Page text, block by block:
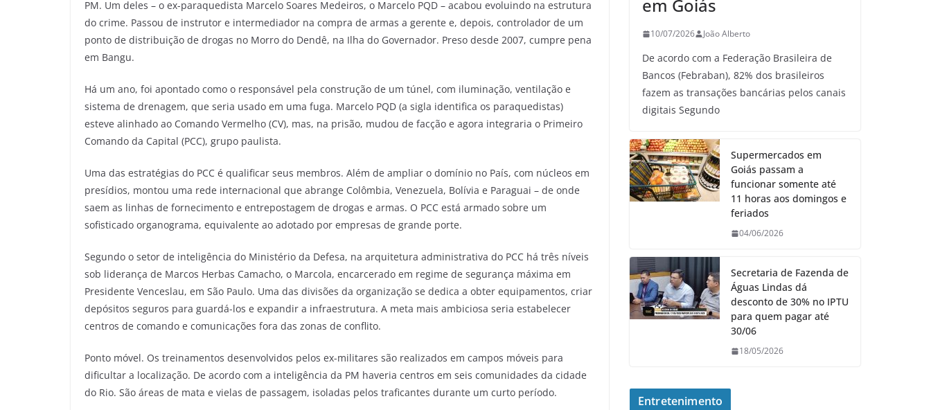
PM. Um deles – o ex-paraquedista Marcelo Soares Medeiros, o Marcelo PQD – acabou evoluindo na estrutura
do crime. Passou de instrutor e intermediador na compra de armas a gerente e, depois, controlador de um
ponto de distribuição de drogas no Morro do Dendê, na Ilha do Governador. Preso desde 2007, cumpre pena
em Bangu.
Há um ano, foi apontado como o responsável pela construção de um túnel, com iluminação, ventilação e
sistema de drenagem, que seria usado em uma fuga. Marcelo PQD (a sigla identifica os paraquedistas)
esteve alinhado ao Comando Vermelho (CV), mas, na prisão, mudou de facção e agora integraria o Primeiro
Comando da Capital (PCC), grupo paulista.
Uma das estratégias do PCC é qualificar seus membros. Além de ampliar o domínio no País, com núcleos em
presídios, montou uma rede internacional que abrange Colômbia, Venezuela, Bolívia e Paraguai – de onde
saem as linhas de fornecimento e entrepostagem de drogas e armas. O PCC está armado sobre um
sofisticado organograma, equivalente ao adotado por empresas de grande porte.
Segundo o setor de inteligência do Ministério da Defesa, na arquitetura administrativa do PCC há três níveis
sob liderança de Marcos Herbas Camacho, o Marcola, encarcerado em regime de segurança máxima em
Presidente Venceslau, em São Paulo. Uma das divisões da organização se dedica a obter equipamentos, criar
depósitos seguros para guardá-los e expandir a infraestrutura. A meta mais ambiciosa seria estabelecer
centros de comando e comunicações fora das zonas de conflito.
Ponto móvel. Os treinamentos desenvolvidos pelos ex-militares são realizados em campos móveis para
dificultar a localização. De acordo com a inteligência da PM haveria centros em seis comunidades da cidade
do Rio. São áreas de mata e vielas de passagem, isoladas pelos traficantes durante um curto período.
em Goiás
10/07/2026 João Alberto
De acordo com a Federação Brasileira de
Bancos (Febraban), 82% dos brasileiros
fazem as transações bancárias pelos canais
digitais Segundo
Supermercados em
Goiás passam a
funcionar somente até
11 horas aos domingos e
feriados
04/06/2026
Secretaria de Fazenda de
Águas Lindas dá
desconto de 30% no IPTU
para quem pagar até
30/06
18/05/2026
Entretenimento